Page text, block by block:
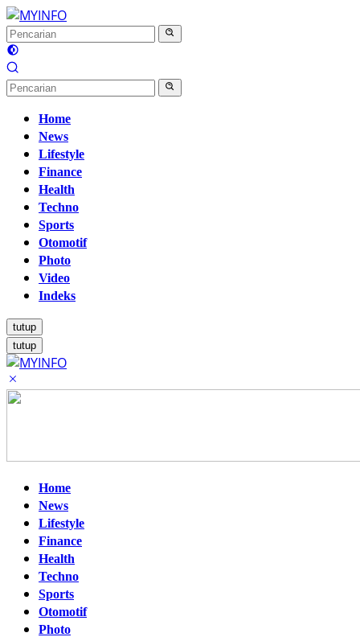
Langsung
ke
konten
Home
News
Lifestyle
Finance
Health
Techno
Sports
Otomotif
Photo
Video
Indeks
tutup
tutup
Home
News
Lifestyle
Finance
Health
Techno
Sports
Otomotif
Photo